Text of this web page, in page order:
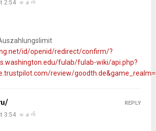
2:54 မနက်
id/openid/redirect/confirm/?
fulab/fulab-wiki/api.php?
review/
3:54 မနက်
REPLY